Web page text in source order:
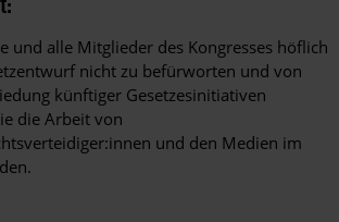
und alle Mitglieder des Kongresses höflich
nicht zu befürworten und von
künftiger Gesetzesinitiativen
die Arbeit von
und den Medien im